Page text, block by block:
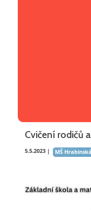
Cvičení rodičů
5.5.2023 | MŠ Hrabinská